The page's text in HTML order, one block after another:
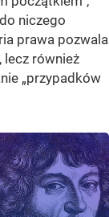
niczego
prawa pozwala
lecz również
„przypadków